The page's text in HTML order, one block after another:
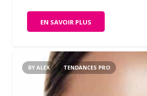
EN SAVOIR PLUS
BY ALEX TENDANCES PRO